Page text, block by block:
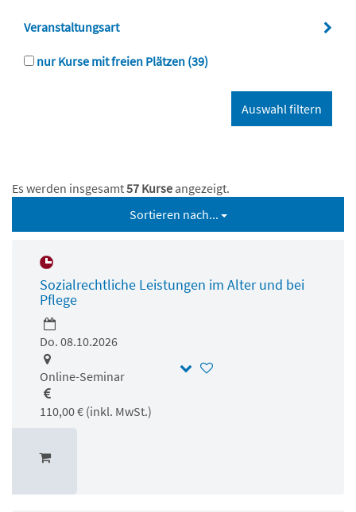
Veranstaltungsart
nur Kurse mit freien Plätzen (39)
Es werden insgesamt57 Kurse angezeigt.
Sortieren nach...
Sozialrechtliche Leistungen im Alter und bei
Pflege
Do. 08.10.2026
Online-Seminar
110,00 € (inkl. MwSt.)